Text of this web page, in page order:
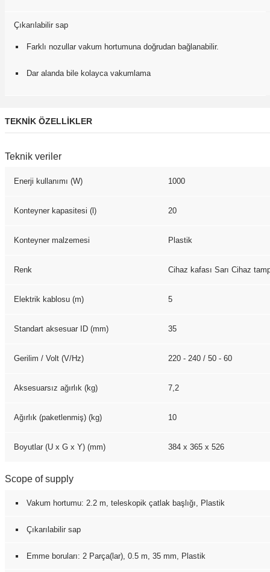
Çıkarılabilir sap
Farklı nozullar vakum hortumuna doğrudan bağlanabilir.
Dar alanda bile kolayca vakumlama
TEKNİK ÖZELLİKLER
Teknik veriler
Enerji kullanımı (W) 1000
Konteyner kapasitesi (l) 20
Konteyner malzemesi Plastik
Renk Cihaz kafası Sarı Cihaz
Elektrik kablosu (m) 5
Standart aksesuar ID (mm) 35
Gerilim / Volt (V/Hz) 220 - 240 / 50 - 60
Aksesuarsız ağırlık (kg) 7,2
Ağırlık (paketlenmiş) (kg) 10
Boyutlar (U x G x Y) (mm) 384 x 365 x 526
Scope of supply
Vakum hortumu: 2.2 m, teleskopik çatlak başlığı, Plastik
Çıkarılabilir sap
Emme boruları: 2 Parça(lar), 0.5 m, 35 mm, Plastik